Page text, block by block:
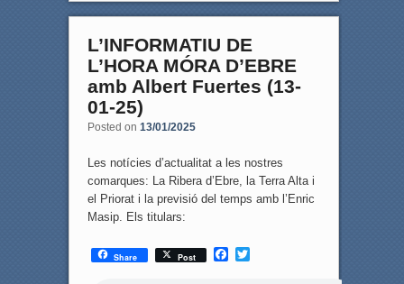
L’INFORMATIU DE
L’HORA MÓRA D’EBRE
amb Albert Fuertes (13-
01-25)
Posted on 13/01/2025
Les notícies d’actualitat a les nostres
comarques: La Ribera d’Ebre, la Terra Alta i
el Priorat i la previsió del temps amb l’Enric
Masip. Els titulars:
Share Post
F
T